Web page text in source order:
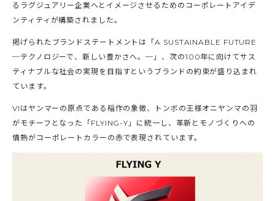
るラグジュアリー企業へとイメージさせるためのコーポレートアイデ
ンティティが構築されました。
掲げられたブランドステートメントは「A SUSTAINABLE FUTURE
─テクノロジーで、新しい豊かさへ。─」、次の100年に向けてサス
ティナブルな社会の実現を目指すというブランドの約束が盛り込まれ
ています。
VIはヤンマーの原点である稲作の象徴、トンボの王様オニヤンマの羽
がモチーフとなった「FLYING-Y」に統一し、革新とモノづくりへの
情熱がコーポレートカラーの赤で表現されています。